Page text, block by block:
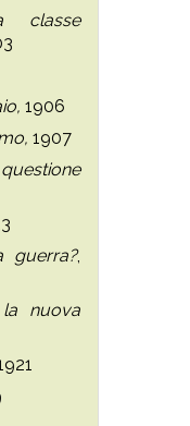
classe
1906
1907
guerra?,
nuova
1921